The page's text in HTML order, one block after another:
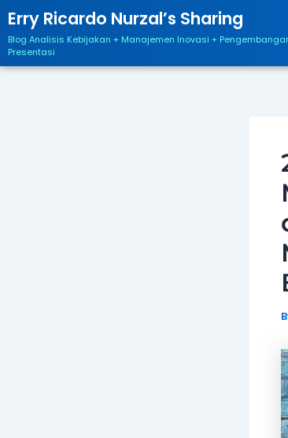
Skip
to
content
Erry Ricardo Nurzal’s Sharing
Blog Analisis Kebijakan + Manajemen Inovasi +
Presentasi